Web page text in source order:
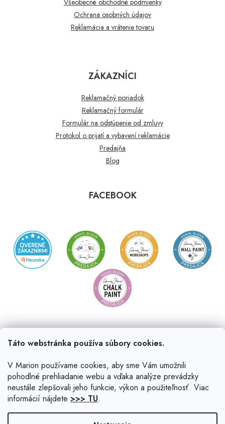
Táto webstránka používa súbory cookies.
V Marion používame cookies, aby sme Vám umožnili
pohodlné prehliadanie webu a vďaka analýze prevádzky
neustále zlepšovali jeho funkcie, výkon a použiteľnosť. Viac
informácií nájdete >>> TU.
Ochrana osobných údajov
Reklamácia a vrátenie tovaru
ZÁKAZNÍCI
Reklamačný poriadok
Reklamačný formulár
Formulár na odstúpenie od zmluvy
Protokol o prijatí a vybavení reklamácie
Predajňa
Blog
FACEBOOK
Vytvoril Shoptet|Upravil Balkys